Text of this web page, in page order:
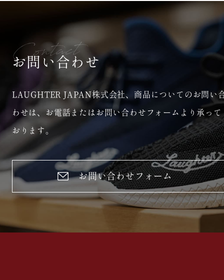
Contact
お問い合わせ
LAUGHTER JAPAN株式会社、商品についてのお問い
わせは、
お電話またはお問い合わせフォームより承って
おります。
お問い合わせフォーム